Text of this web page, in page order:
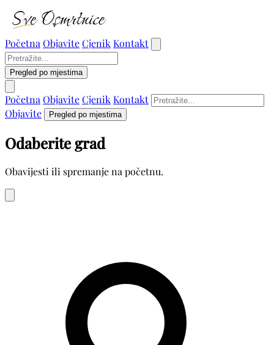
Početna ObjaviteCjenik Kontakt
Pregled po mjestima
Početna ObjaviteCjenik Kontakt
Objavite
Pregled po mjestima
Odaberite grad
Obavijesti ili spremanje na početnu.